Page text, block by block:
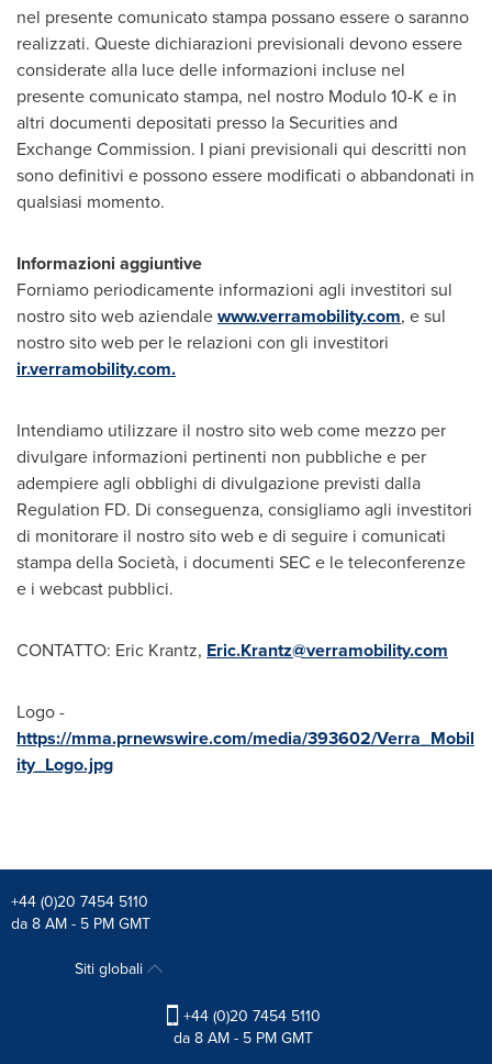
nel presente comunicato stampa possano essere o saranno
realizzati. Queste dichiarazioni previsionali devono essere
considerate alla luce delle informazioni incluse nel
presente comunicato stampa, nel nostro Modulo 10-K e in
altri documenti depositati presso la Securities and
Exchange Commission. I piani previsionali qui descritti non
sono definitivi e possono essere modificati o abbandonati in
qualsiasi momento.
Informazioni aggiuntive
Forniamo periodicamente informazioni agli investitori sul
nostro sito web aziendalewww.verramobility.com, e sul
nostro sito web per le relazioni con gli investitori
ir.verramobility.com.
Intendiamo utilizzare il nostro sito web come mezzo per
divulgare informazioni pertinenti non pubbliche e per
adempiere agli obblighi di divulgazione previsti dalla
Regulation FD. Di conseguenza, consigliamo agli investitori
di monitorare il nostro sito web e di seguire i comunicati
stampa della Società, i documenti SEC e le teleconferenze
e i webcast pubblici.
CONTATTO: Eric Krantz, Eric.Krantz@verramobility.com
Logo -
https://mma.prnewswire.com/media/393602/Verra_Mobil
ity_Logo.jpg
+44 (0)20 7454 5110
da 8 AM - 5 PM GMT
Siti globali
+44 (0)20 7454 5110
da 8 AM - 5 PM GMT